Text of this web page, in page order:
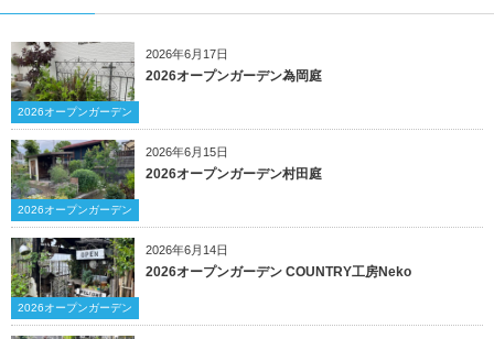
2026年6月17日
2026オープンガーデン
2026オープンガーデン為岡庭
2026年6月15日
2026オープンガーデン
2026オープンガーデン村田庭
2026年6月14日
2026オープンガーデン
2026オープンガーデン COUNTRY工房Neko